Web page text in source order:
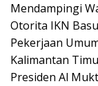
Mendampingi
Otorita IKN
Pekerjaan
Kalimantan
Presiden Al